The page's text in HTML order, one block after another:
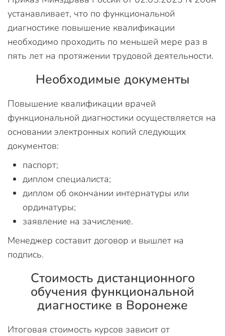
устанавливает, что по функциональной
диагностике повышение квалификации
необходимо проходить по меньшей мере раз в
пять лет на протяжении трудовой деятельности.
Необходимые документы
Повышение квалификации врачей
функциональной диагностики осуществляется на
основании электронных копий следующих
документов:
паспорт;
диплом специалиста;
диплом об окончании интернатуры или
ординатуры;
заявление на зачисление.
Менеджер составит договор и вышлет на
подпись.
Стоимость дистанционного
обучения функциональной
диагностике в Воронеже
Итоговая стоимость курсов зависит от